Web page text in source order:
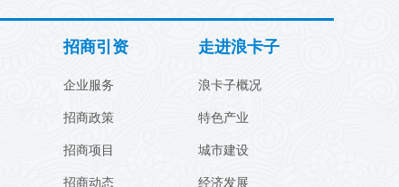
招商引资
企业服务
招商政策
招商项目
招商动态
走进浪卡子
浪卡子概况
特色产业
城市建设
经济发展